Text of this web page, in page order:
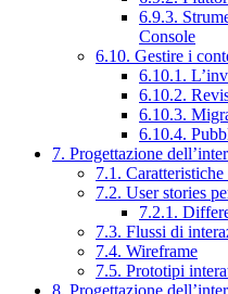
6.9.3.
Console
6.10. Gestire i
6.10.1.
6.10.2.
6.10.3.
6.10.4.
7. Progettazione
7.1.
7.2. User stories
7.2.1.
7.3. Flussi di
7.4. Wireframe
7.5. Prototipi
8. Progettazione